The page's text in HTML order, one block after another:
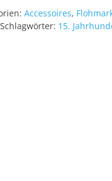
Accessoires,
Schlagwörter: 15.